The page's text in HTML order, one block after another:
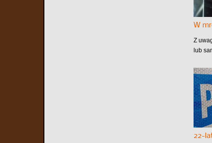
W
Z
lub
22-